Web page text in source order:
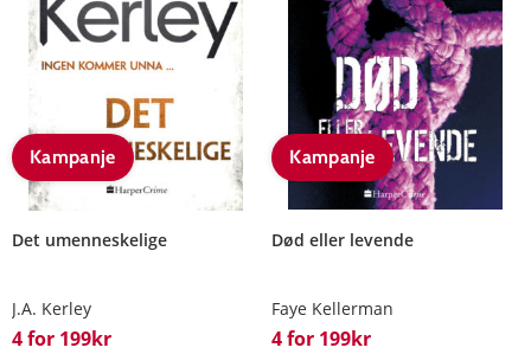
Kampanje
Det umenneskelige
J.A. Kerley
4 for 199kr
Kampanje
Død eller levende
Faye Kellerman
4 for 199kr